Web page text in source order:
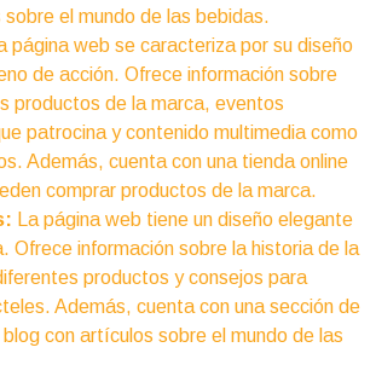
el mundo de las bebidas.
página web se caracteriza por su diseño
de acción. Ofrece información sobre
productos de la marca, eventos
patrocina y contenido multimedia como
Además, cuenta con una tienda online
comprar productos de la marca.
La página web tiene un diseño elegante
Ofrece información sobre la historia de la
productos y consejos para
Además, cuenta con una sección de
con artículos sobre el mundo de las